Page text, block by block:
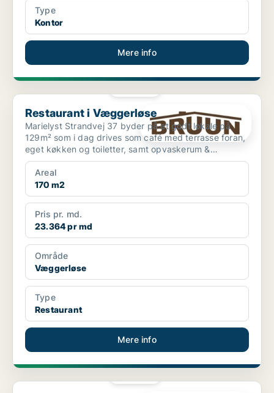
Type
Kontor
Mere info
Restaurant i Væggerløse
Restaurant i Væggerløse
Marielyst Strandvej 37 byder på et godt lokale på
129m² som i dag drives som café med terrasse foran,
eget køkken og toiletter, samt opvaskerum &
lagerplads....
Areal
170 m2
Pris pr. md.
23.364 pr md
Område
Væggerløse
Type
Restaurant
Mere info
Butik i Nykøbing Falster